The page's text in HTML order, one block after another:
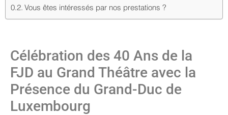
Vous êtes intéressés par nos prestations ?
Célébration des 40 Ans de la
FJD au Grand Théâtre avec la
Présence du Grand-Duc de
Luxembourg